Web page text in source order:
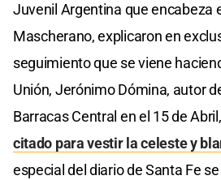
Juvenil Argentina que encabeza
Mascherano, explicaron en
seguimiento que se viene
Unión, Jerónimo Dómina, autor
Barracas Central en el 15 de
citado para vestir la celeste y
especial del diario de Santa Fe